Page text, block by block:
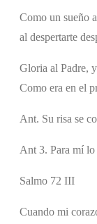
Como un sueño
al despertarte
Gloria al Padre,
Como era en el
Ant. Su risa se
Ant 3. Para mí lo
Salmo 72 III
Cuando mi